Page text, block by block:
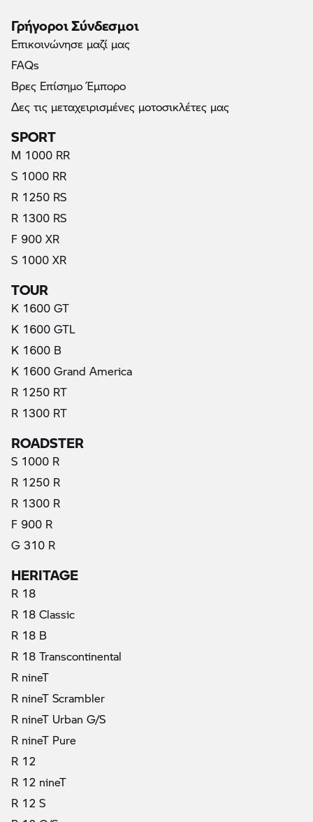
Γρήγοροι Σύνδεσμοι
Επικοινώνησε μαζί μας
FAQs
Βρες Επίσημο Έμπορο
Δες τις μεταχειρισμένες μοτοσικλέτες μας
SPORT
M 1000 RR
S 1000 RR
R 1250 RS
R 1300 RS
F 900 XR
S 1000 XR
TOUR
K 1600 GT
K 1600 GTL
K 1600 B
K 1600 Grand America
R 1250 RT
R 1300 RT
ROADSTER
S 1000 R
R 1250 R
R 1300 R
F 900 R
G 310 R
HERITAGE
R 18
R 18 Classic
R 18 B
R 18 Transcontinental
R nineT
R nineT Scrambler
R nineT Urban G/S
R nineT Pure
R 12
R 12 nineT
R 12 S